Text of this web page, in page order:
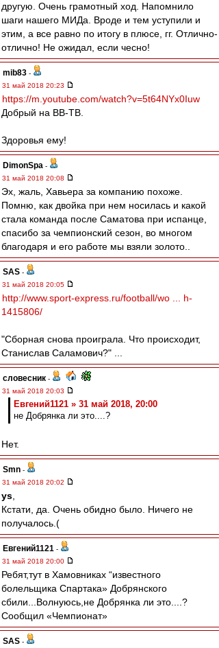
другую. Очень грамотный ход. Напомнило
шаги нашего МИДа. Вроде и тем уступили и
этим, а все равно по итогу в плюсе, гг. Отлично-
отлично! Не ожидал, если чесно!
mib83 -
31 май 2018 20:23
https://m.youtube.com/watch?v=5t64NYx0Iuw
Добрый на ВВ-ТВ.
Здоровья ему!
DimonSpa -
31 май 2018 20:08
Эх, жаль, Хавьера за компанию похоже.
Помню, как двойка при нем носилась и какой
стала команда после Саматова при испанце,
спасибо за чемпионский сезон, во многом
благодаря и его работе мы взяли золото..
SAS -
31 май 2018 20:05
http://www.sport-express.ru/football/wo ... h-
1415806/
"Сборная снова проиграла. Что происходит,
Станислав Саламович?" ...
словесник -
31 май 2018 20:03
Евгений1121 » 31 май 2018, 20:00
не Добрянка ли это....?
Нет.
Smn -
31 май 2018 20:02
ys
Кстати, да. Очень обидно было. Ничего не
получалось.(
Евгений1121 -
31 май 2018 20:00
Ребят,тут в Хамовниках “известного
болельщика Спартака» Добрянского
сбили...Волнуюсь,не Добрянка ли это....?
Сообщил «Чемпионат»
SAS -